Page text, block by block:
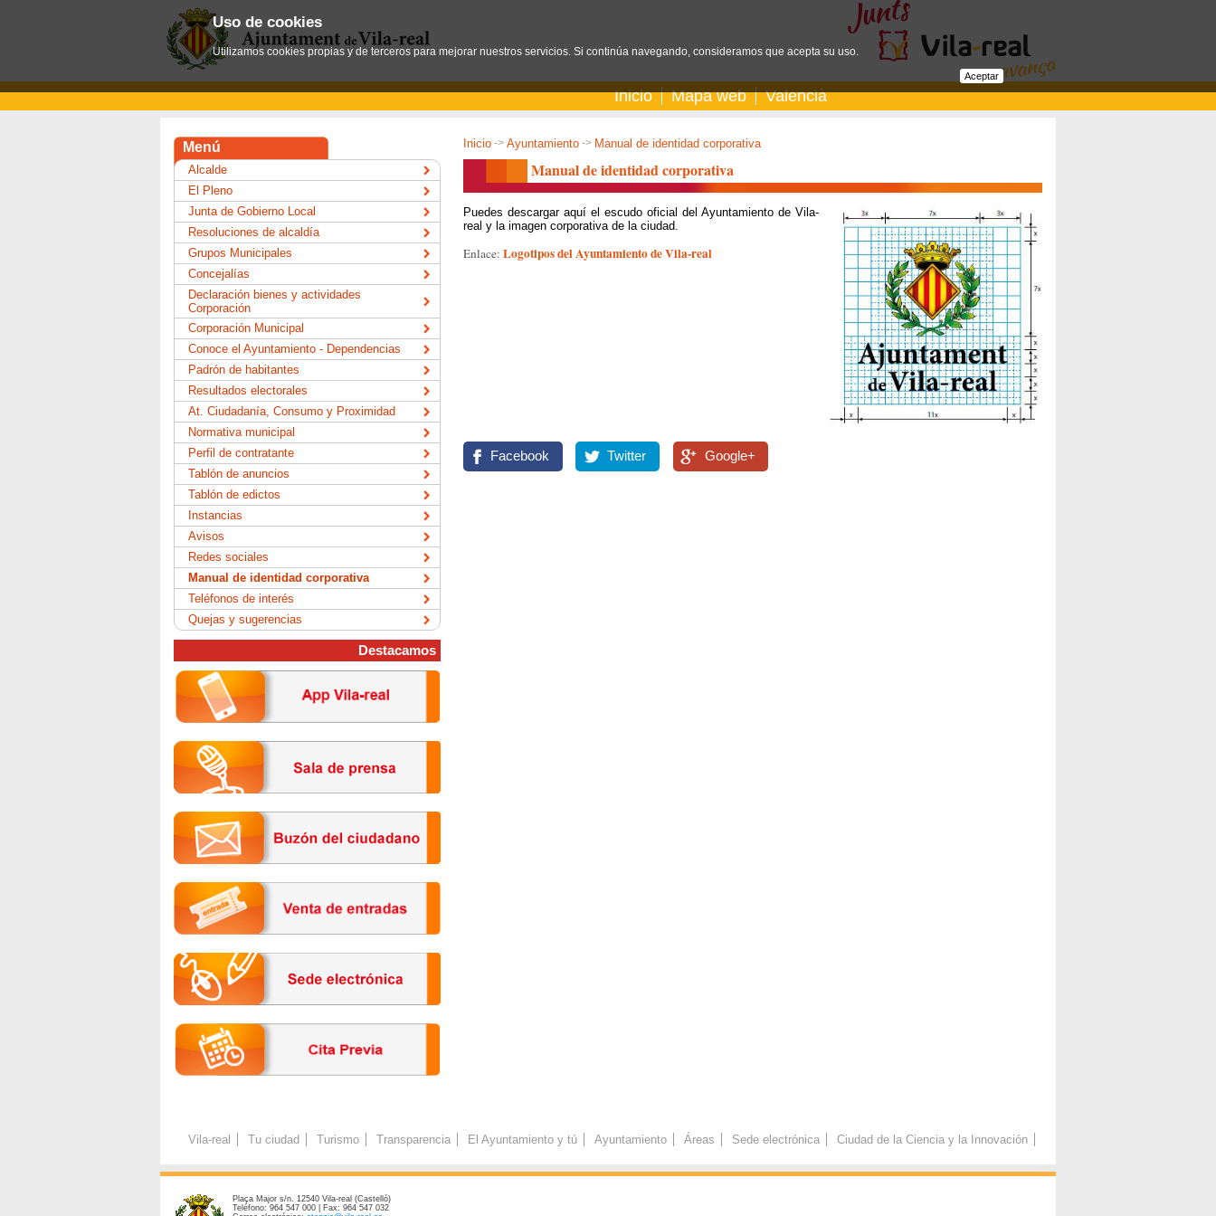
Inicio Mapa web Valencià
Inicio -> Ayuntamiento -> Manual de identidad corporativa
Manual de identidad corporativa
Puedes descargar aquí el escudo oficial del Ayuntamiento de Vila-
real y la imagen corporativa de la ciudad.
Enlace: Logotipos del Ayuntamiento de Vila-real
Facebook Twitter Google+
Menú
Alcalde
El Pleno
Junta de Gobierno Local
Resoluciones de alcaldía
Grupos Municipales
Concejalías
Declaración bienes y actividades
Corporación
Corporación Municipal
Conoce el Ayuntamiento - Dependencias
Padrón de habitantes
Resultados electorales
At. Ciudadanía, Consumo y Proximidad
Normativa municipal
Perfil de contratante
Tablón de anuncios
Tablón de edictos
Instancias
Avisos
Redes sociales
Manual de identidad corporativa
Teléfonos de interés
Quejas y sugerencias
Destacamos
Vila-real Tu ciudad Turismo Transparencia El Ayuntamiento y tú Ayuntamiento Áreas Sede electrónica Ciudad de la Ciencia y la Innovación
Plaça Major s/n. 12540 Vila-real (Castelló)
Teléfono: 964 547 000 | Fax: 964 547 032
Uso de cookies
Utilizamos cookies propias y de terceros para mejorar nuestros servicios. Si continúa navegando, consideramos que acepta su uso.
Aceptar